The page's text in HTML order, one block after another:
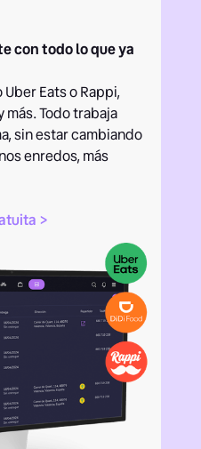
con todo lo que ya
Eats o Rappi,
más. Todo trabaja
sin estar cambiando
enredos, más
>